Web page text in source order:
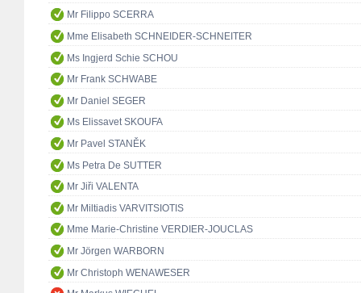
Mr Filippo SCERRA
Mme Elisabeth SCHNEIDER-SCHNEITER
Ms Ingjerd Schie SCHOU
Mr Frank SCHWABE
Mr Daniel SEGER
Ms Elissavet SKOUFA
Mr Pavel STANĚK
Ms Petra De SUTTER
Mr Jiři VALENTA
Mr Miltiadis VARVITSIOTIS
Mme Marie-Christine VERDIER-JOUCLAS
Mr Jörgen WARBORN
Mr Christoph WENAWESER